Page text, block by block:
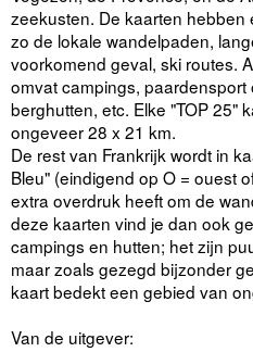
zeekusten. De kaarten
zo de lokale wandelpaden,
voorkomend geval, ski routes.
omvat campings, paardensport
berghutten, etc. Elke "TOP 25"
ongeveer 28 x 21 km.
De rest van Frankrijk wordt in
Bleu" (eindigend op O = ouest
extra overdruk heeft om de
deze kaarten vind je dan ook
campings en hutten; het zijn
maar zoals gezegd bijzonder
kaart bedekt een gebied van
Van de uitgever: